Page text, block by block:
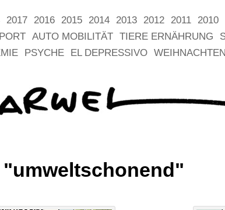
2017 2016 2015 2014 2013 2012 2011 2010
AUTO MOBILITÄT TIERE ERNÄHRUNG
PSYCHE EL DEPRESSIVO
"umweltschonend"